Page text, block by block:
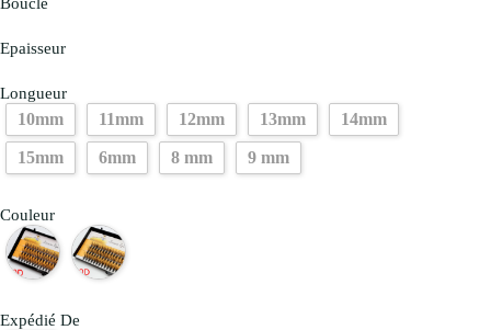
Epaisseur
Longueur
10mm 11mm 12mm 13mm 14mm
15mm 6mm 8 mm 9 mm
Couleur
Expédié De